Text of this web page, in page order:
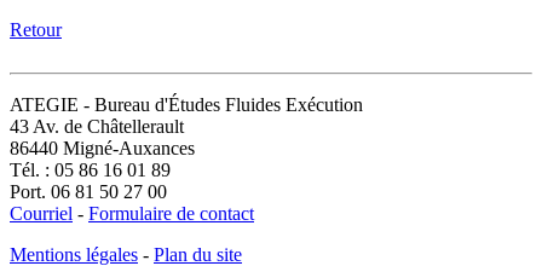
Retour
ATEGIE - Bureau d'Études Fluides Exécution
43 Av. de Châtellerault
86440 Migné-Auxances
Tél. : 05 86 16 01 89
Port. 06 81 50 27 00
Courriel - Formulaire de contact
Mentions légales - Plan du site